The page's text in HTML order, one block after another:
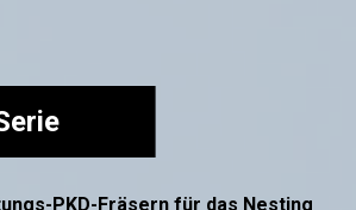
PKD-Fräsern für das Nesting